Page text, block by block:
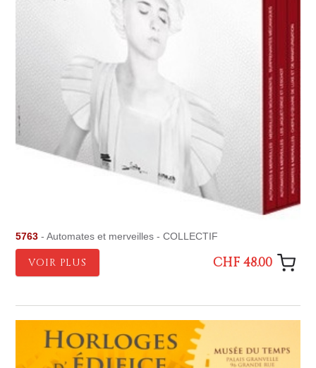
5763 - Automates et merveilles - COLLECTIF
VOIR PLUS CHF 48.00